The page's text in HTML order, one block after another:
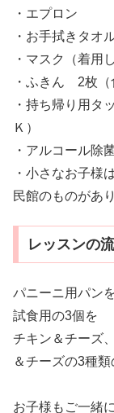
・エプロン
・お手拭きタオ
・マスク（着用
・ふきん 2枚
・持ち帰り用タ
Ｋ）
・アルコール除
・小さなお子様
民館のものがあ
レッスンの
パニーニ用パン
試食用の3個を
チキン＆チーズ
＆チーズの3種
お子様もご一緒